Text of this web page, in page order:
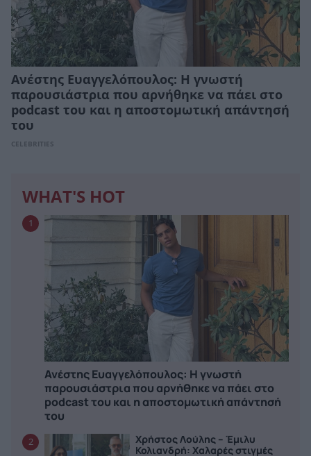
Ανέστης Ευαγγελόπουλος: Η γνωστή
παρουσιάστρια που αρνήθηκε να πάει στο
podcast του και η αποστομωτική απάντησή
του
CELEBRITIES
WHAT'S HOT
1
Ανέστης Ευαγγελόπουλος: Η γνωστή
παρουσιάστρια που αρνήθηκε να πάει στο
podcast του και η αποστομωτική απάντησή
του
2
Χρήστος Λούλης – Έμιλυ
Κολιανδρή: Χαλαρές στιγμές